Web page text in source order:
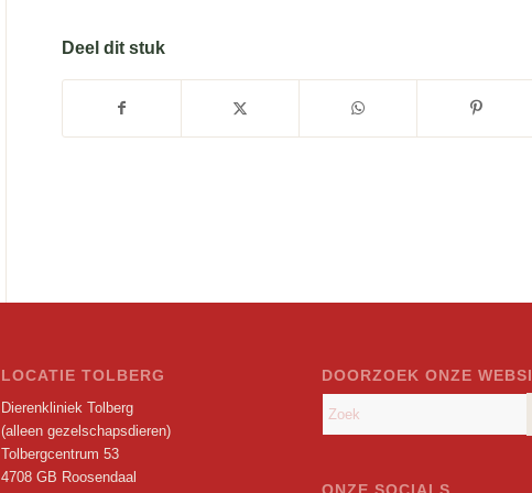
Deel dit stuk
LOCATIE TOLBERG
Dierenkliniek Tolberg
(alleen gezelschapsdieren)
Tolbergcentrum 53
4708 GB Roosendaal
DOORZOEK ONZE
ONZE SOCIALS